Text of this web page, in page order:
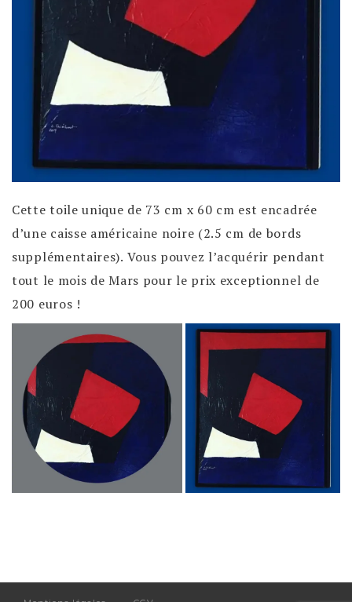
Cette toile unique de 73 cm x 60 cm est encadrée
d’une caisse américaine noire (2.5 cm de bords
supplémentaires). Vous pouvez l’acquérir pendant
tout le mois de Mars pour le prix exceptionnel de
200 euros !